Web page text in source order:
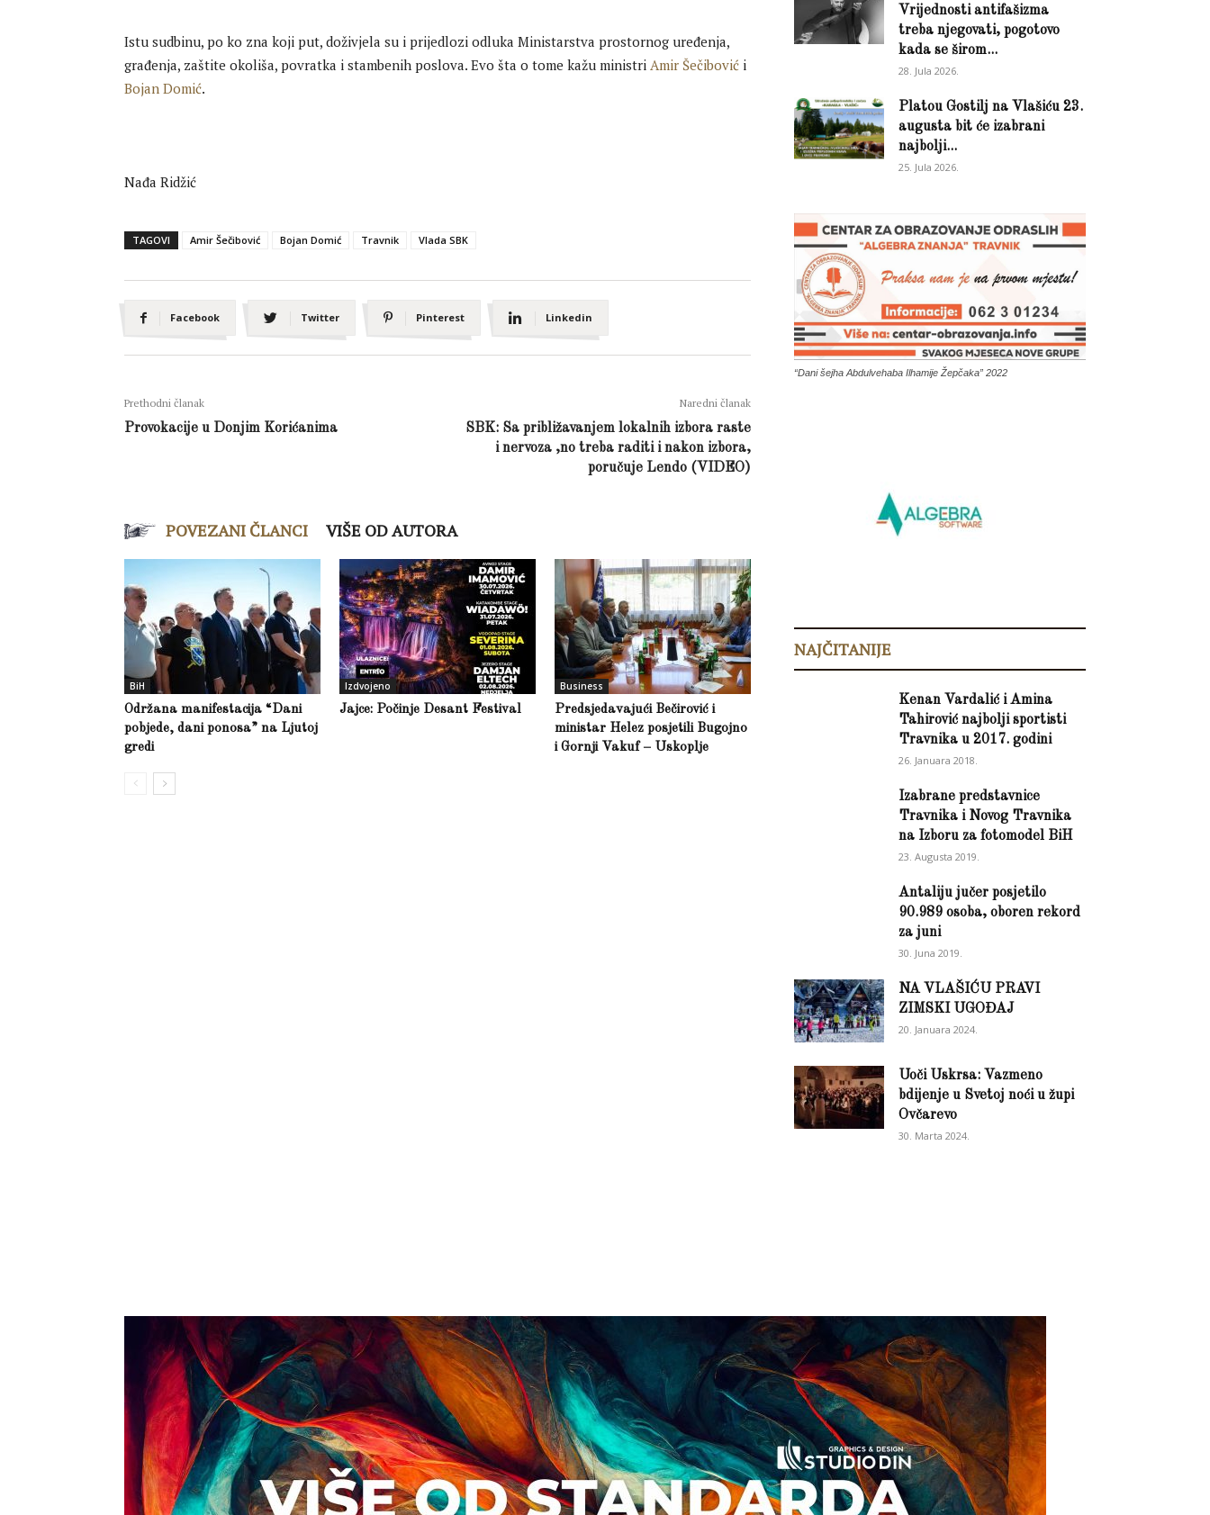
Istu sudbinu, po ko zna koji put, doživjela su i prijedlozi odluka Ministarstva prostornog uređenja,
građenja, zaštite okoliša, povratka i stambenih poslova. Evo šta o tome kažu ministri Amir Šečibović i
Bojan Domić.
Nađa Ridžić
TAGOVI Amir Šečibović Bojan Domić Travnik Vlada SBK
Facebook Twitter Pinterest Linkedin
Prethodni članak
Provokacije u Donjim Korićanima
Naredni članak
SBK: Sa približavanjem lokalnih izbora raste
i nervoza ,no treba raditi i nakon izbora,
poručuje Lendo (VIDEO)
POVEZANI ČLANCI VIŠE OD AUTORA
BiH
Održana manifestacija “Dani
pobjede, dani ponosa” na Ljutoj
gredi
Izdvojeno
Jajce: Počinje Desant Festival
Business
Predsjedavajući Bečirović i
ministar Helez posjetili Bugojno
i Gornji Vakuf – Uskoplje
Vrijednosti antifašizma
treba njegovati, pogotovo
kada se širom...
28. Jula 2026.
Platou Gostilj na Vlašiću 23.
augusta bit će izabrani
najbolji...
25. Jula 2026.
“Dani šejha Abdulvehaba Ilhamije Žepčaka” 2022
NAJČITANIJE
Kenan Vardalić i Amina
Tahirović najbolji sportisti
Travnika u 2017. godini
26. Januara 2018.
Izabrane predstavnice
Travnika i Novog Travnika
na Izboru za fotomodel BiH
23. Augusta 2019.
Antaliju jučer posjetilo
90.989 osoba, oboren rekord
za juni
30. Juna 2019.
NA VLAŠIĆU PRAVI
ZIMSKI UGOĐAJ
20. Januara 2024.
Uoči Uskrsa: Vazmeno
bdijenje u Svetoj noći u župi
Ovčarevo
30. Marta 2024.